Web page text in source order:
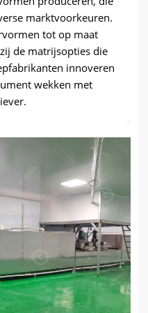
marktvoorkeuren.
tot op maat
de matrijsopties die
innoveren
wekken met